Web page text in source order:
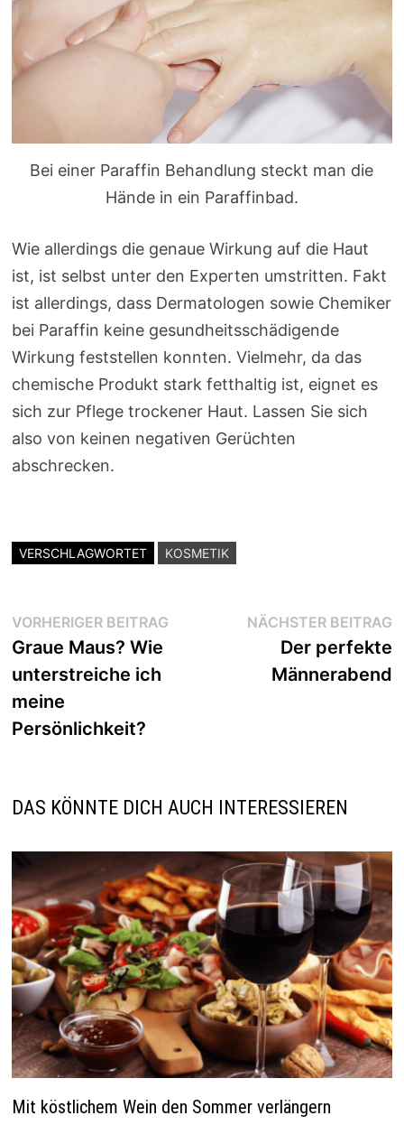
Bei einer Paraffin Behandlung steckt man die
Hände in ein Paraffinbad.
Wie allerdings die genaue Wirkung auf die Haut
ist, ist selbst unter den Experten umstritten. Fakt
ist allerdings, dass Dermatologen sowie Chemiker
bei Paraffin keine gesundheitsschädigende
Wirkung feststellen konnten. Vielmehr, da das
chemische Produkt stark fetthaltig ist, eignet es
sich zur Pflege trockener Haut. Lassen Sie sich
also von keinen negativen Gerüchten
abschrecken.
VERSCHLAGWORTET KOSMETIK
Beitragsnavigation
VORHERIGER BEITRAGVorheriger
Graue Maus? Wie
unterstreiche ich
meine
Persönlichkeit?
NÄCHSTER BEITRAG
Der perfekte
Männerabend
DAS KÖNNTE DICH AUCH INTERESSIEREN
Mit köstlichem Wein den Sommer verlängern